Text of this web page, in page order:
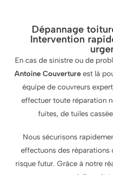
Dépannage
Intervention
En cas de sinistre ou de
Antoine Couvertureest là
équipe de couvreurs
effectuer toute réparation
fuites, de tuiles
Nous sécurisons
effectuons des réparations
risque futur. Grâce à notre